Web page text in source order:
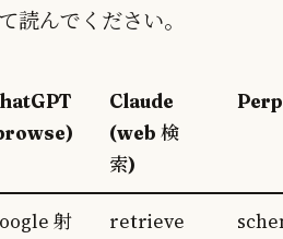
んでください。
Claude
(web 検
索)
射
retrieve